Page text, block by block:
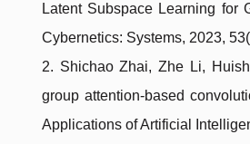
Latent Subspace Learning for
Cybernetics: Systems, 2023,
2. Shichao Zhai, Zhe Li,
group attention-based
Applications of Artificial